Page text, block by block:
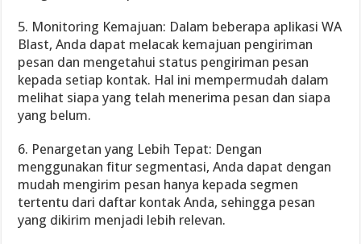
5. Monitoring Kemajuan: Dalam beberapa aplikasi WA
Blast, Anda dapat melacak kemajuan pengiriman
pesan dan mengetahui status pengiriman pesan
kepada setiap kontak. Hal ini mempermudah dalam
melihat siapa yang telah menerima pesan dan siapa
yang belum.
6. Penargetan yang Lebih Tepat: Dengan
menggunakan fitur segmentasi, Anda dapat dengan
mudah mengirim pesan hanya kepada segmen
tertentu dari daftar kontak Anda, sehingga pesan
yang dikirim menjadi lebih relevan.